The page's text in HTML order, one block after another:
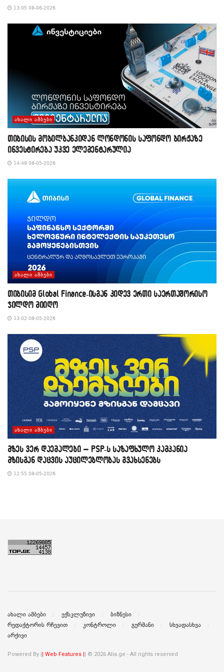
13:05 08-06-2026
ᲐᲮᲐᲚᲘ ᲐᲛᲑᲔᲑᲘ
თიბისის მობილბანკიდან ლონდონის საფონდო ბირჟაზე
ინვესტირება უკვე ელემენტარულია
14:49 08-05-2026
ᲐᲮᲐᲚᲘ ᲐᲛᲑᲔᲑᲘ
თიბისიმ Global Finance-ისგან კიდევ ერთი საერთაშორისო
ჯილდო მიიღო
13:02 08-05-2026
ᲐᲮᲐᲚᲘ ᲐᲛᲑᲔᲑᲘ
მზეს ვერ დაემალები – PSP-ს საზაფხულო კამპანია
მზისგან დაცვის აუცილებლობას გვახსენებს
12:55 08-05-2026
ახალი ამბები ექსკლუზივი
ბიზნესი
რედაქტორის რჩევით
კონტროლი გურმანი
სხვადასხვა
არქივი
Powered By || Web Features || © 2026 Alia.ge - All rights reserved